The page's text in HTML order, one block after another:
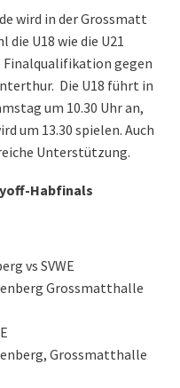
wird in der Grossmatt
U18 wie die U21
gegen
Die U18 führt in
um 10.30 Uhr an,
um 13.30 spielen. Auch
Unterstützung.
Habfinals
vs SVWE
Grossmatthalle
Grossmatthalle